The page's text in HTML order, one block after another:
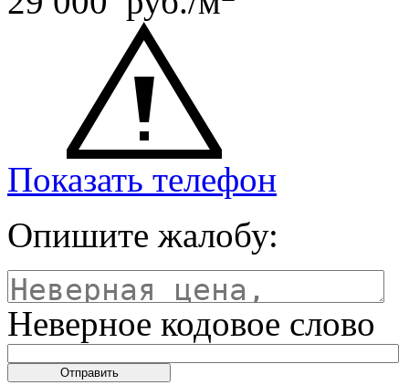
Показать телефон
Опишите жалобу:
Неверное кодовое слово